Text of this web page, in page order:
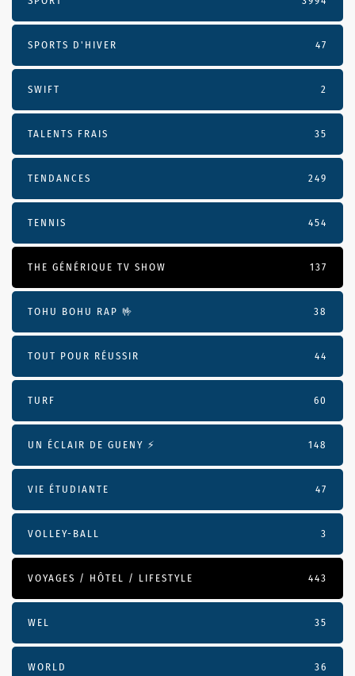
SPORTS D'HIVER 47
SWIFT 2
TALENTS FRAIS 35
TENDANCES 249
TENNIS 454
THE GÉNÉRIQUE TV SHOW 137
TOHU BOHU RAP 🤟 38
TOUT POUR RÉUSSIR 44
TURF 60
UN ÉCLAIR DE GUENY ⚡️ 148
VIE ÉTUDIANTE 47
VOLLEY-BALL 3
VOYAGES / HÔTEL / LIFESTYLE 443
WEL 35
WORLD 36